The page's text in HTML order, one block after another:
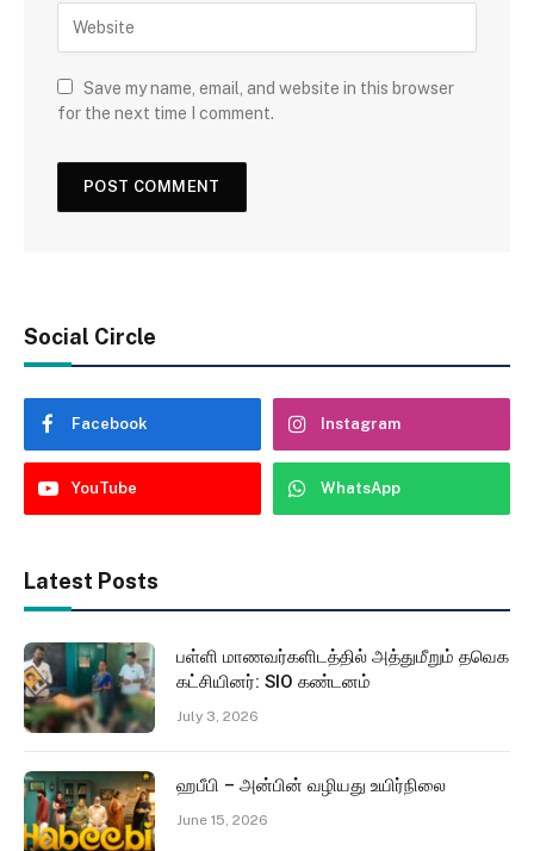
Save my name, email, and website in this browser
for the next time I comment.
Social Circle
Facebook Instagram
YouTube WhatsApp
Latest Posts
பள்ளி மாணவர்களிடத்தில் அத்துமீறும் தவெக
கட்சியினர்: SIO கண்டனம்
July 3, 2026
ஹபீபி – அன்பின் வழியது உயிர்நிலை
June 15, 2026